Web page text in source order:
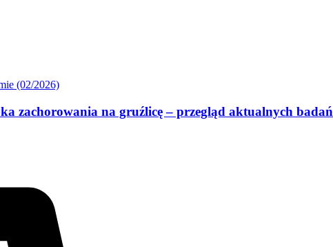
(02/2026)
zachorowania na gruźlicę – przegląd aktualnych badań